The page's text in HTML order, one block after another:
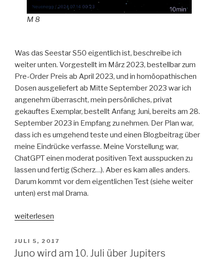
M 8
Was das Seestar S50 eigentlich ist, beschreibe ich
weiter unten. Vorgestellt im März 2023, bestellbar zum
Pre-Order Preis ab April 2023, und in homöopathischen
Dosen ausgeliefert ab Mitte September 2023 war ich
angenehm überrascht, mein persönliches, privat
gekauftes Exemplar, bestellt Anfang Juni, bereits am 28.
September 2023 in Empfang zu nehmen. Der Plan war,
dass ich es umgehend teste und einen Blogbeitrag über
meine Eindrücke verfasse. Meine Vorstellung war,
ChatGPT einen moderat positiven Text ausspucken zu
lassen und fertig (Scherz…). Aber es kam alles anders.
Darum kommt vor dem eigentlichen Test (siehe weiter
unten) erst mal Drama.
„Seestar
SmartTelescope“
weiterlesen
VERÖFFENTLICHT
AM
JULI 5, 2017
Juno wird am 10. Juli über Jupiters